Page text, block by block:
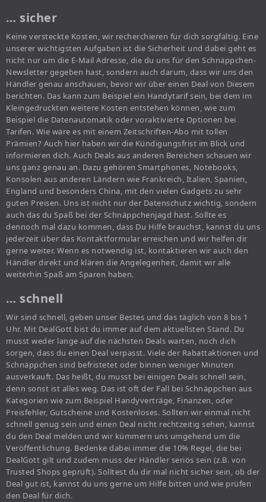
… sicher
Keine versteckte Kosten, wir recherchieren für dich sorgfältig. Eine
unserer wichtigsten Aufgaben ist die Sicherheit und dabei geht es
nicht nur um die E-Mail Adresse, die du uns für den Schnäppchen-
Newsletter gegeben hast, sondern auch darum, dass wir uns den
Händler genau anschauen, bevor wir über einen Deal von Diesem
berichten. Das kann zum Beispiel ein Handytarif sein, bei dem im
Kleingedruckten weitere Kosten entstehen können, wie zum
Beispiel die Datenautomatik oder voraktivierte Optionen bei
Tarifen. Wie wäre es mit einem Zeitschriften-Abo mit tollen
Prämien? Auch hier haben wir die Kündigungsfrist im Blick und
informieren dich. Auch Deals aus anderen Bereichen schauen wir
uns ganz genau an. Dazu gehören Smartphones, Notebooks,
Konsolen aus anderen Ländern wie Frankreich, Italien, Spanien,
England und besonders China, mit den vielen Gadgets zu sehr
guten Preisen. Uns ist nicht nur der Datenschutz wichtig, sondern
auch das du Spaß bei der Schnäppchenjagd hast. Sollte es
dennoch mal dazu kommen, dass Du Hilfe brauchst, kannst du uns
jederzeit über das Kontaktformular erreichen und wir helfen dir
gerne weiter. Wenn es notwendig ist, kontaktieren wir auch den
Händler direkt und klären die Angelegenheit, damit wir alle
weiterhin Spaß am Sparen haben.
… schnell
Wir sind schnell, geben unser Bestes und das täglich von 8 bis 1
Uhr. Mit DealGott bist du immer auf dem aktuellsten Stand. Du
musst weder lange auf die nächsten Deals warten, noch dich
sorgen, dass du einen Deal verpasst. Viele der Rabattaktionen und
Schnäppchen sind befristetet oder binnen weniger Minuten
ausverkauft. Das heißt, du musst bei einigen Deals schnell sein,
denn sonst ist alles weg. Das ist oft der Fall bei Schnäppchen aus
Kategorien wie zum Beispiel Handyverträge, Finanzen, oder
Preisfehler, Gutscheine und Kostenloses. Sollten wir einmal nicht
schnell genug sein und einen Deal nicht rechtzeitig sehen, kannst
du den Deal melden und wir kümmern uns umgehend um die
Veröffentlichung. Bedenke dabei immer die 10% Regel, die bei
DealGott gilt und zudem muss der Händler seriös sein (z.B. von
Trusted Shops geprüft). Solltest du dir mal nicht sicher sein, ob der
Deal gut ist, kannst du uns gerne um Hilfe bitten und wie prüfen
den Deal für dich.